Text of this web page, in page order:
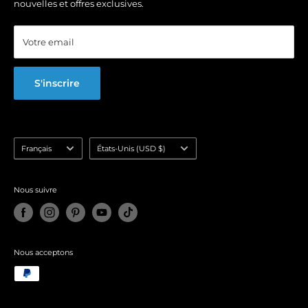
Affiliate Program
Blog
FAQ
nouvelles et offres exclusives.
Votre email
S'inscrire
Langue
Français Pays/région
États-Unis (USD $)
Nous suivre
Nous acceptons